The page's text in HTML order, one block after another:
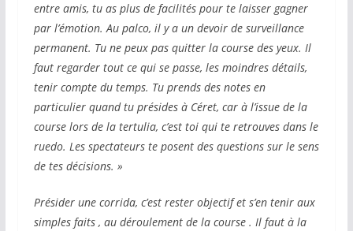
entre amis, tu as plus de facilités pour te laisser gagner
par l’émotion. Au palco, il y a un devoir de surveillance
permanent. Tu ne peux pas quitter la course des yeux. Il
faut regarder tout ce qui se passe, les moindres détails,
tenir compte du temps. Tu prends des notes en
particulier quand tu présides à Céret, car à l’issue de la
course lors de la tertulia, c’est toi qui te retrouves dans le
ruedo. Les spectateurs te posent des questions sur le sens
de tes décisions. »
Présider une corrida, c’est rester objectif et s’en tenir aux
simples faits , au déroulement de la course . Il faut à la